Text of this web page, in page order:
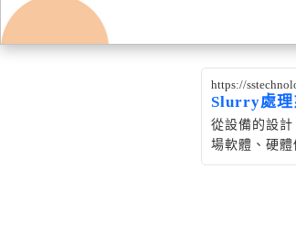
https://
Slurry處理
從設備的設
場軟體、硬